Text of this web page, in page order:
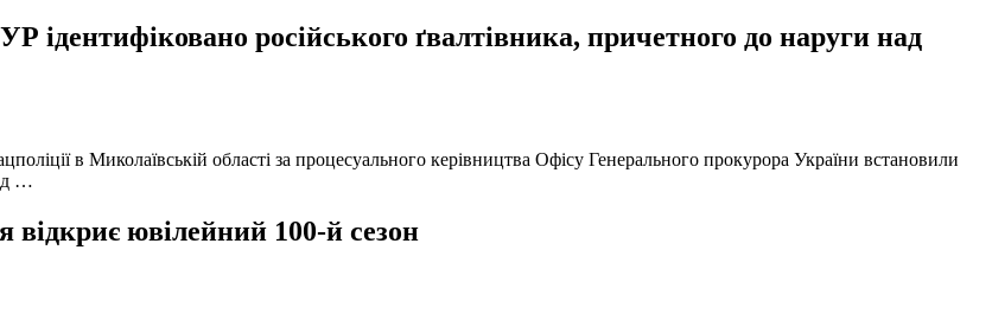
російського ґвалтівника, причетного до наруги над
в Миколаївській області за процесуального керівництва Офісу Генерального прокурора України встановили
…
відкриє ювілейний 100-й сезон